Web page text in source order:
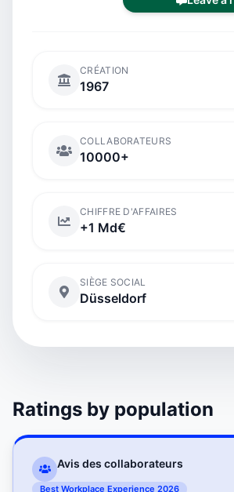
CRÉATION
1967
COLLABORATEURS
10000+
CHIFFRE D'AFFAIRES
+1 Md€
SIÈGE SOCIAL
Düsseldorf
Ratings by population
Avis des collaborateurs
Best Workplace Experience 2026